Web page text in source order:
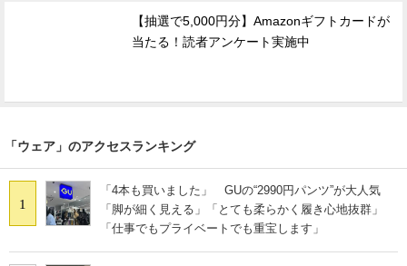
【抽選で5,000円分】Amazonギフトカードが
当たる！読者アンケート実施中
「ウェア」のアクセスランキング
1
「4本も買いました」 GUの“2990円パンツ”が大人気
「脚が細く見える」「とても柔らかく履き心地抜群」
「仕事でもプライベートでも重宝します」